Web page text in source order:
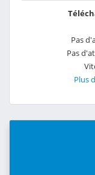
Pas
Pas
Plus